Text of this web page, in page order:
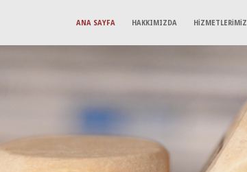
ANA SAYFA HAKKIMIZDA HİZMETLERİMİZ